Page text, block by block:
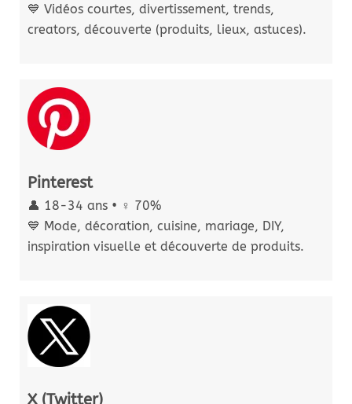
💙 Vidéos courtes, divertissement, trends,
creators, découverte (produits, lieux, astuces).
Pinterest
👤 18-34 ans • ♀️ 70%
💙 Mode, décoration, cuisine, mariage, DIY,
inspiration visuelle et découverte de produits.
X (Twitter)